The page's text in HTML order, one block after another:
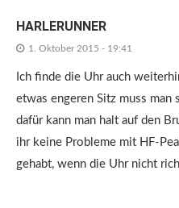
HARLERUNNER
1. Oktober 2015 - 19:41
Ich finde die Uhr auch
etwas engeren Sitz muss
dafür kann man halt auf den
ihr keine Probleme mit HF-
gehabt, wenn die Uhr nicht